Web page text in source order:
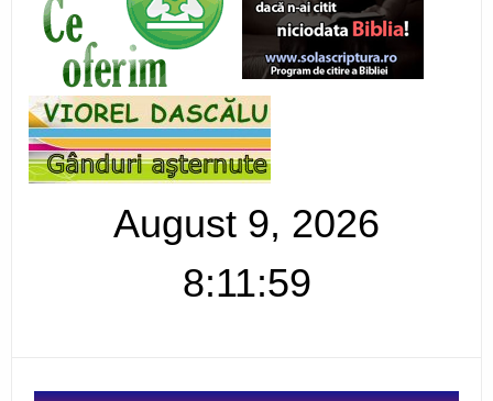
August 9, 2026
8:11:59